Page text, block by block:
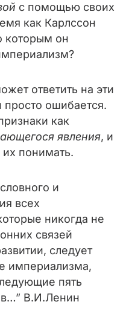
с помощью своих
как Карлссон
которым он
ответить на эти
ошибается.
как
явления, и
понимать.
и
всех
никогда не
связей
следует
империализма,
пять
В.И.Ленин